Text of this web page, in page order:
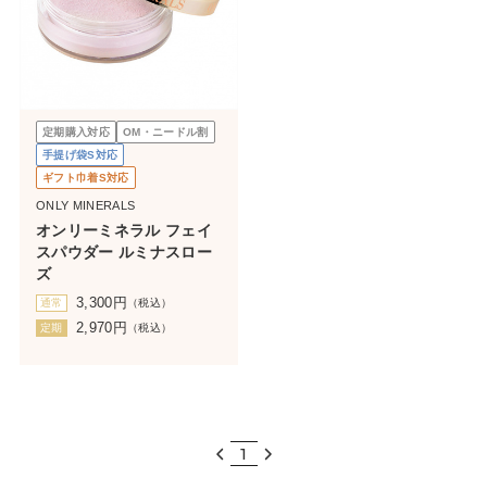
定期購入対応
OM・ニードル割
手提げ袋S対応
ギフト巾着S対応
ONLY MINERALS
オンリーミネラル フェイ
スパウダー ルミナスロー
ズ
通常 3,300 円 （税込）
定期 2,970 円 （税込）
1